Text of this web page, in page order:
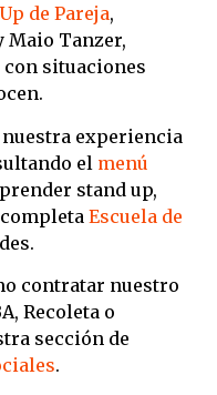
de Pareja,
Tanzer,
situaciones
experiencia
el menú
stand up,
Escuela de
contratar nuestro
Recoleta o
sección de
.